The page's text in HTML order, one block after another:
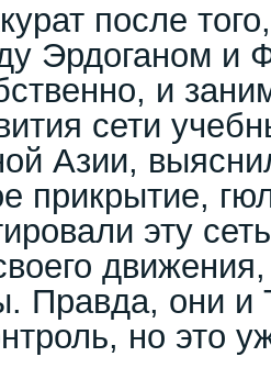
после
Эрдоганом и
и
сети
Азии,
прикрытие,
эту
Правда, они и
но это